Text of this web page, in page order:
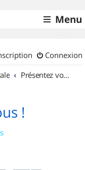
Menu
Connexion
Présentez vous !
!